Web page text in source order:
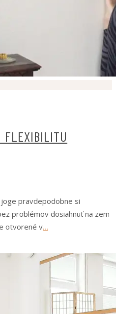
FLEXIBILITU
pravdepodobne si
problémov dosiahnuť na zem
otvorené v…